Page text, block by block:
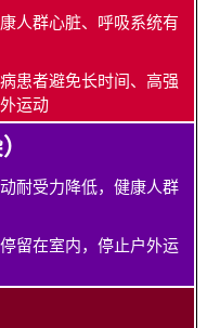
人群心脏、呼吸系统有
患者避免长时间、高强
运动
耐受力降低，健康人群
留在室内，停止户外运